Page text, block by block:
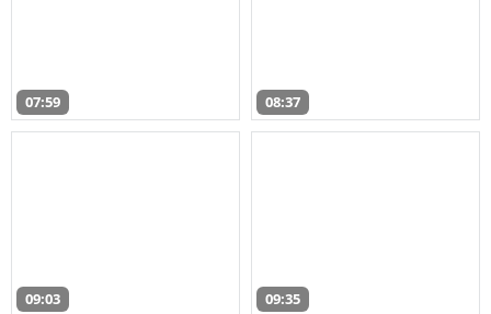
07:59 08:37
09:03 09:35